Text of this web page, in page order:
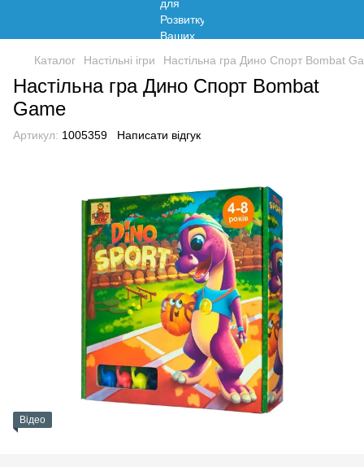
Каталог Настільні ігри Настільна гра Дино Спорт Bombat
Настільна гра Дино Спорт Bombat
Game
Артикул: 1005359 Написати відгук
Відео